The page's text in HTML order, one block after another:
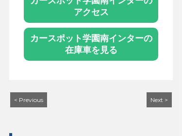
アクセス
カースポット学園南インターの
在庫車を見る
< Previous Next >